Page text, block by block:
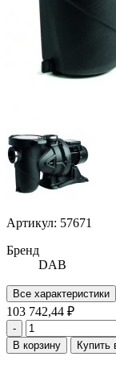
Артикул: 57671
Бренд
DAB
Все характеристики
103 742,44 ₽
-
В корзину Купить